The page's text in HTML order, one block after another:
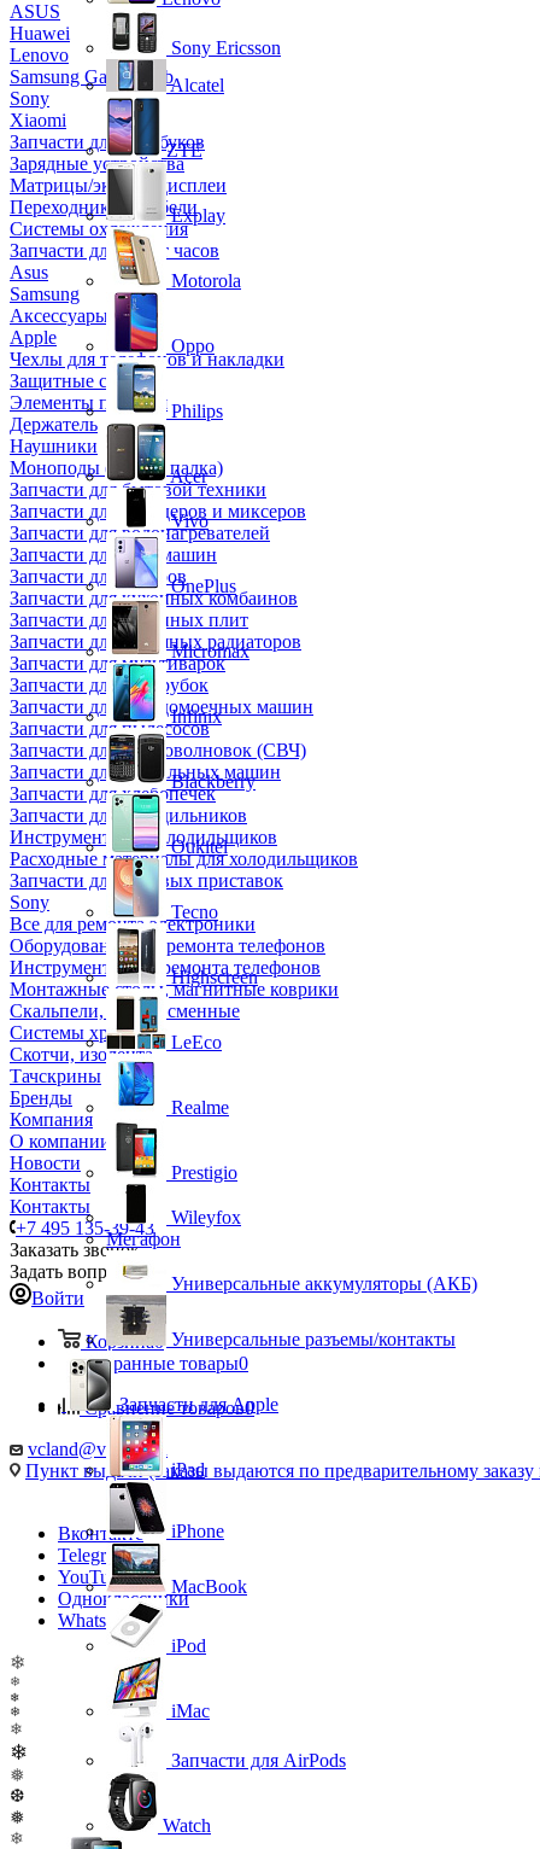
ASUS
Huawei
Lenovo
Samsung Galaxy Tab
Sony
Xiaomi
Запчасти для ноутбуков
Зарядные устройства
Матрицы/экраны/дисплеи
Переходники и кабели
Системы охлаждения
Запчасти для смарт часов
Asus
Samsung
Аксессуары
Apple
Чехлы для телефонов и накладки
Защитные стекла
Элементы питания
Держатель
Наушники
Моноподы (Селфи палка)
Запчасти для бытовой техники
Запчасти для блендеров и миксеров
Запчасти для водонагревателей
Запчасти для кофемашин
Запчасти для кулеров
Запчасти для кухонных комбаинов
Запчасти для кухонных плит
Запчасти для масляных радиаторов
Запчасти для мультиварок
Запчасти для мясорубок
Запчасти для посудомоечных машин
Запчасти для пылесосов
Запчасти для микроволновок (СВЧ)
Запчасти для стиральных машин
Запчасти для хлебопечек
Запчасти для холодильников
Инструмент для холодильщиков
Расходные материалы для холодильщиков
Запчасти для игровых приставок
Sony
Все для ремонта электроники
Оборудование для ремонта телефонов
Инструменты для ремонта телефонов
Монтажные столы, магнитные коврики
Скальпели, лезвия сменные
Системы хранения
Скотчи, изолента
Тачскрины
Бренды
Компания
О компании
Новости
Контакты
Контакты
+7 495 135-39-43
Заказать звонок
Задать вопрос
Войти
Корзина0
Избранные товары0
Сравнение товаров0
vcland@vcland.ru
Пункт выдачи (заказы выдаются по предварительному заказу
Вконтакте
Telegram
YouTube
Одноклассники
WhatsApp
❄
❄
❄
❄
❄
❄
❅
❆
❅
❄
Sony Ericsson
Alcatel
ZTE
Explay
Motorola
Oppo
Philips
Acer
Vivo
OnePlus
Micromax
Infinix
Blackberry
Oukitel
Tecno
Highscreen
LeEco
Realme
Prestigio
Wileyfox
Мегафон
Универсальные аккумуляторы (АКБ)
Универсальные разъемы/контакты
Запчасти для Apple
iPad
iPhone
MacBook
iPod
iMac
Запчасти для AirPods
Watch